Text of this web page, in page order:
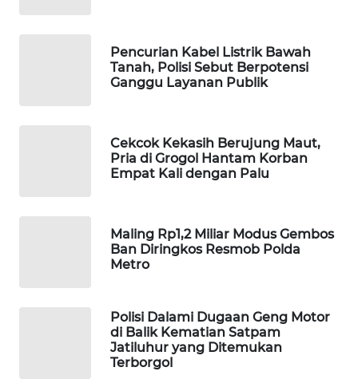
Pencurian Kabel Listrik Bawah
Tanah, Polisi Sebut Berpotensi
Ganggu Layanan Publik
Cekcok Kekasih Berujung Maut,
Pria di Grogol Hantam Korban
Empat Kali dengan Palu
Maling Rp1,2 Miliar Modus Gembos
Ban Diringkos Resmob Polda
Metro
Polisi Dalami Dugaan Geng Motor
di Balik Kematian Satpam
Jatiluhur yang Ditemukan
Terborgol
WAHANANEWS
CO ID
WAHANA